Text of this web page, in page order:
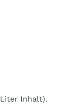
Inhalt).